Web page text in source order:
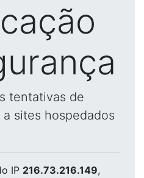
tentativas de
sites hospedados
IP 216.73.216.149,